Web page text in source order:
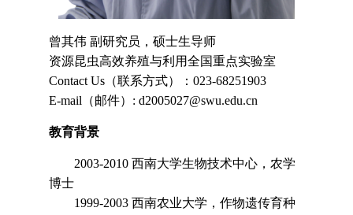
曾其伟 副研究员，硕士生导师
资源昆虫高效养殖与利用全国重点实验室
Contact Us （联系方式）：023-68251903
E-mail （邮件） : d2005027@swu.edu.cn
教育背景
2003-2010西南大学生物技术中心，农学
博士
1999-2003西南农业大学，作物遗传育种